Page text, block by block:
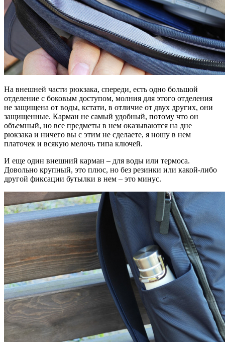
На внешней части рюкзака, спереди, есть одно большой
отделение с боковым доступом, молния для этого отделения
не защищена от воды, кстати, в отличие от двух других, они
защищенные. Карман не самый удобный, потому что он
объемный, но все предметы в нем оказываются на дне
рюкзака и ничего вы с этим не сделаете, я ношу в нем
платочек и всякую мелочь типа ключей.
И еще один внешний карман – для воды или термоса.
Довольно крупный, это плюс, но без резинки или какой-либо
другой фиксации бутылки в нем – это минус.